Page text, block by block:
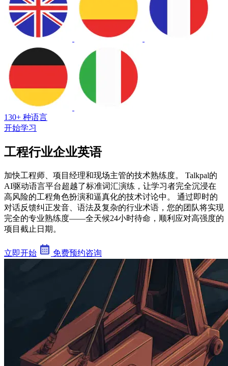
130+ 种语言
开始学习
工程行业企业英语
加快工程师、项目经理和现场主管的技术熟练度。 Talkpal的
AI驱动语言平台超越了标准词汇演练，让学习者完全沉浸在
高风险的工程角色扮演和逼真化的技术讨论中。 通过即时的
对话反馈纠正发音、语法及复杂的行业术语，您的团队将实现
完全的专业熟练度——全天候24小时待命，顺利应对高强度的
项目截止日期。
立即开始 免费预约咨询